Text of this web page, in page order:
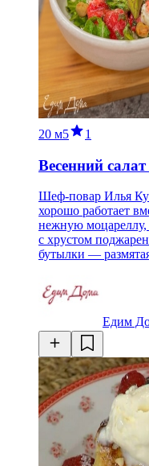
20 м5 1
Весенний
Шеф-повар Илья
хорошо работает
нежную моцареллу,
с хрустом
бутылки —
Едим